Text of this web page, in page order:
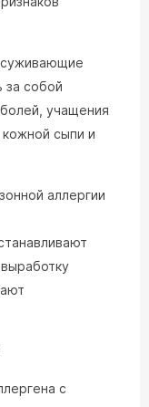
за собой
учащения
сыпи и
аллергии
с